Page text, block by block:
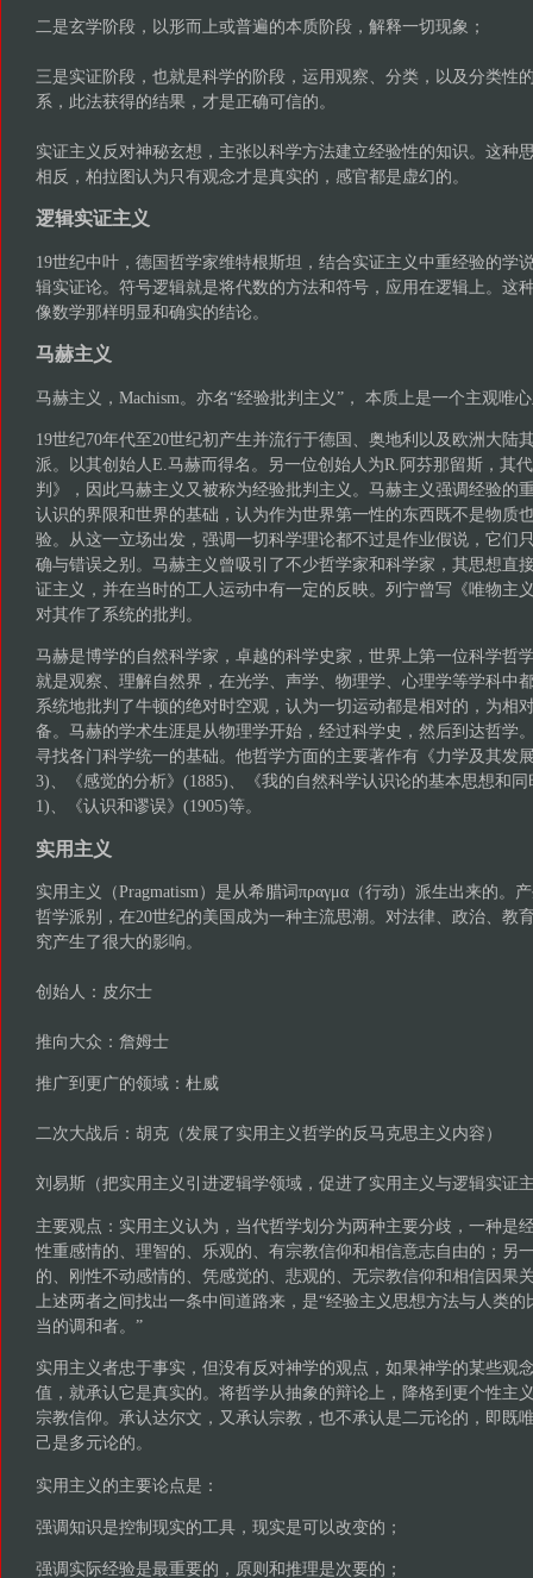
二是玄学阶段，以形而上或普遍的本质阶段，解释一切现象；
三是实证阶段，也就是科学的阶段，运用观察、分类，以及分类性
系，此法获得的结果，才是正确可信的。
实证主义反对神秘玄想，主张以科学方法建立经验性的知识。这种
相反，柏拉图认为只有观念才是真实的，感官都是虚幻的。
逻辑实证主义
19世纪中叶，德国哲学家维特根斯坦，结合实证主义中重经验的学
辑实证论。符号逻辑就是将代数的方法和符号，应用在逻辑上。这
像数学那样明显和确实的结论。
马赫主义
马赫主义，Machism。亦名“经验批判主义”， 本质上是一个主观唯
19世纪70年代至20世纪初产生并流行于德国、奥地利以及欧洲大陆
派。以其创始人E.马赫而得名。另一位创始人为R.阿芬那留斯，其
判》，因此马赫主义又被称为经验批判主义。马赫主义强调经验的
认识的界限和世界的基础，认为作为世界第一性的东西既不是物质
验。从这一立场出发，强调一切科学理论都不过是作业假说，它们
确与错误之别。马赫主义曾吸引了不少哲学家和科学家，其思想直
证主义，并在当时的工人运动中有一定的反映。列宁曾写《唯物主
对其作了系统的批判。
马赫是博学的自然科学家，卓越的科学史家，世界上第一位科学哲
就是观察、理解自然界，在光学、声学、物理学、心理学等学科中
系统地批判了牛顿的绝对时空观，认为一切运动都是相对的，为相
备。马赫的学术生涯是从物理学开始，经过科学史，然后到达哲学
寻找各门科学统一的基础。他哲学方面的主要著作有《力学及其发
3)、《感觉的分析》(1885)、《我的自然科学认识论的基本思想和
1)、《认识和谬误》(1905)等。
实用主义
实用主义（Pragmatism）是从希腊词πραγμα（行动）派生出来的。
哲学派别，在20世纪的美国成为一种主流思潮。对法律、政治、教
究产生了很大的影响。
创始人：皮尔士
推向大众：詹姆士
推广到更广的领域：杜威
二次大战后：胡克（发展了实用主义哲学的反马克思主义内容）
刘易斯（把实用主义引进逻辑学领域，促进了实用主义与逻辑实证
主要观点：实用主义认为，当代哲学划分为两种主要分歧，一种是
性重感情的、理智的、乐观的、有宗教信仰和相信意志自由的；另
的、刚性不动感情的、凭感觉的、悲观的、无宗教信仰和相信因果
上述两者之间找出一条中间道路来，是“经验主义思想方法与人类
当的调和者。”
实用主义者忠于事实，但没有反对神学的观点，如果神学的某些观
值，就承认它是真实的。将哲学从抽象的辩论上，降格到更个性主
宗教信仰。承认达尔文，又承认宗教，也不承认是二元论的，即既
己是多元论的。
实用主义的主要论点是：
强调知识是控制现实的工具，现实是可以改变的；
强调实际经验是最重要的，原则和推理是次要的；